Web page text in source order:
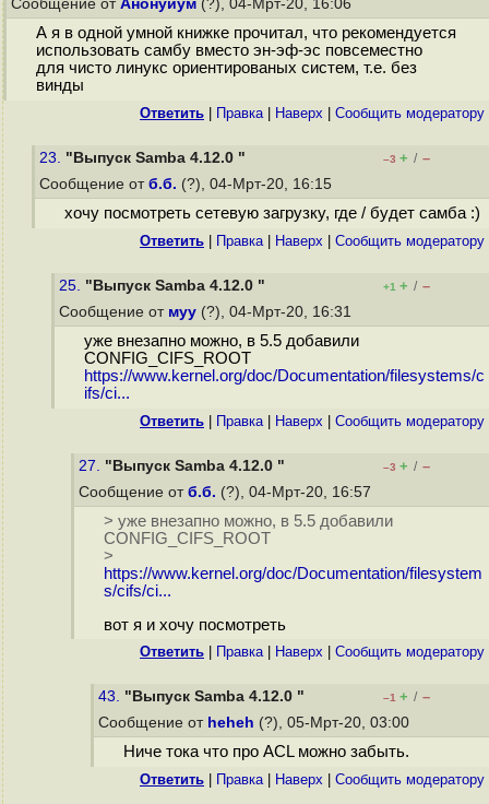
Сообщение от Анонуиум (?), 04-Мрт-20, 16:06
А я в одной умной книжке прочитал, что рекомендуется
использовать самбу вместо эн-эф-эс повсеместно
для чисто линукс ориентированых систем, т.е. без
винды
Ответить Правка| Наверх Cообщить модератору
23. "Выпуск Samba 4.12.0 " –3 + / –
Сообщение от б.б. (?), 04-Мрт-20, 16:15
хочу посмотреть сетевую загрузку, где / будет самба :)
Ответить Правка| Наверх Cообщить модератору
25. "Выпуск Samba 4.12.0 " +1 + / –
Сообщение от муу (?), 04-Мрт-20, 16:31
уже внезапно можно, в 5.5 добавили
CONFIG_CIFS_ROOT
https://www.kernel.org/doc/Documentation/filesystems/c
ifs/ci...
Ответить Правка| Наверх Cообщить модератору
27. "Выпуск Samba 4.12.0 " –3 + / –
Сообщение от б.б. (?), 04-Мрт-20, 16:57
> уже внезапно можно, в 5.5 добавили
CONFIG_CIFS_ROOT
>
https://www.kernel.org/doc/Documentation/filesystem
s/cifs/ci...
вот я и хочу посмотреть
Ответить Правка| Наверх Cообщить модератору
43. "Выпуск Samba 4.12.0 " –1 + / –
Сообщение от heheh (?), 05-Мрт-20, 03:00
Ниче тока что про ACL можно забыть.
Ответить Правка| Наверх Cообщить модератору